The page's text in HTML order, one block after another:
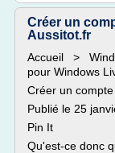
Créer un
Aussitot.fr
Accueil >
pour Windows
Créer un
Publié le 25
Pin It
Qu'est-ce donc